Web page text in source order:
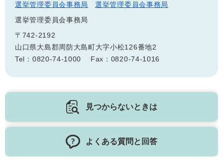
選挙管理委員会事務局
選挙管理委員会事務局
選挙管理委員会事務局
〒742-2192
山口県大島郡周防大島町大字小松126番地2
Tel：0820-74-1000
Fax：0820-74-1016
見つからないときは
よくある質問と回答